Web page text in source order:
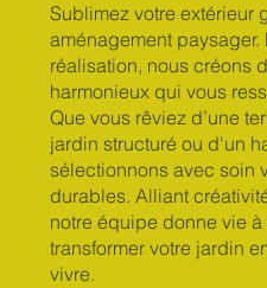
Sublimez votre extérieur
aménagement
réalisation, nous créons
harmonieux qui vous
Que vous rêviez d’une
jardin structuré ou d'un
sélectionnons avec soin
durables. Alliant
notre équipe donne vie
transformer votre jardin
vivre.